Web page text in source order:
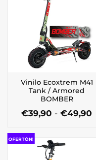
Vinilo Ecoxtrem M41
Tank / Armored
BOMBER
€39,90 - €49,90
tiene
OFERTÓN!